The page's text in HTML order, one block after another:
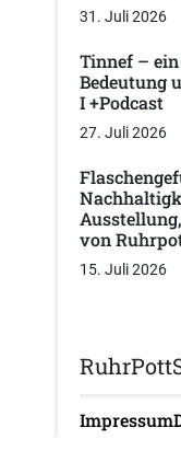
31. Juli 2026
Tinnef –
Bedeutung
I +Podcast
27. Juli 2026
von
15. Juli 2026
Impressum